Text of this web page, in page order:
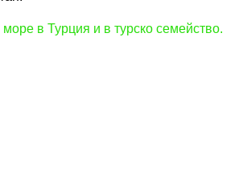
в Турция и в турско семейство.